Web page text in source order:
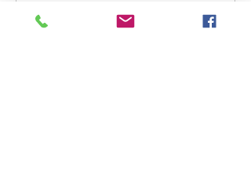
Kommentar verfassen...